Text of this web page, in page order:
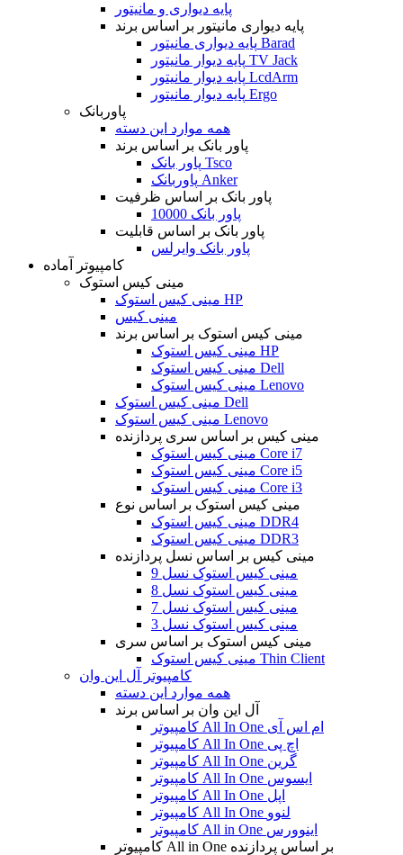
پایه دیواری و مانیتور
پایه دیواری مانیتور بر اساس برند
پایه دیواری مانیتور Barad
پایه دیوار مانیتور TV Jack
پایه دیوار مانیتور LcdArm
پایه دیوار مانیتور Ergo
پاوربانک
همه موارد این دسته
پاور بانک بر اساس برند
پاور بانک Tsco
پاوربانک Anker
پاور بانک بر اساس ظرفیت
پاور بانک 10000
پاور بانک بر اساس قابلیت
پاور بانک وایرلس
کامپیوتر آماده
مینی کیس استوک
مینی کیس استوک HP
مینی کیس
مینی کیس استوک بر اساس برند
مینی کیس استوک HP
مینی کیس استوک Dell
مینی کیس استوک Lenovo
مینی کیس استوک Dell
مینی کیس استوک Lenovo
مینی کیس بر اساس سری پردازنده
مینی کیس استوک Core i7
مینی کیس استوک Core i5
مینی کیس استوک Core i3
مینی کیس استوک بر اساس نوع
مینی کیس استوک DDR4
مینی کیس استوک DDR3
مینی کیس بر اساس نسل پردازنده
مینی کیس استوک نسل 9
مینی کیس استوک نسل 8
مینی کیس استوک نسل 7
مینی کیس استوک نسل 3
مینی کیس استوک بر اساس سری
مینی کیس استوک Thin Client
کامپیوتر آل این وان
همه موارد این دسته
آل این وان بر اساس برند
کامپیوتر All In One ام اس آی
کامپیوتر All In One اچ پی
کامپیوتر All In One گرین
کامپیوتر All In One ایسوس
کامپیوتر All In One اپل
کامپیوتر All In One لنوو
کامپیوتر All in One اینوورس
کامپیوتر All in One بر اساس پردازنده